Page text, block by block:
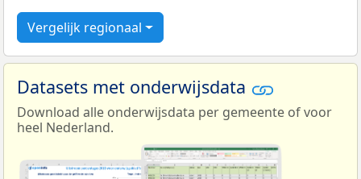
Vergelijk regionaal
Datasets met onderwijsdata
Download alle onderwijsdata per gemeente of voor
heel Nederland.